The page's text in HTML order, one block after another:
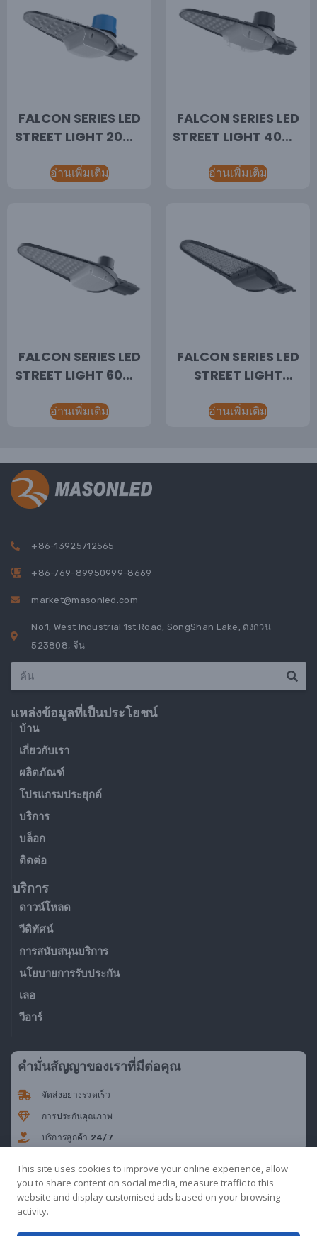
FALCON SERIES LED
STREET LIGHT 20W-
หน่ายไฟถนน LED, ไฟ
อ่านเพิ่มเติม
FALCON SERIES LED
STREET LIGHT 40W-
LED,ไฟถนน LED
อ่านเพิ่มเติม
FALCON SERIES LED
STREET LIGHT 60W-
WiFi,ไฟ LED ประหยัด
อ่านเพิ่มเติม
FALCON SERIES LED
STREET LIGHT
เพื่อประสิทธิภาพการใช้
อ่านเพิ่มเติม
+86-13925712565
+86-769-89950999-8669
market@masonled.com
No.1, West Industrial 1st Road, SongShan Lake, ตงกวน
523808, จีน
แหล่งข้อมูลที่เป็นประโยชน์
บ้าน
เกี่ยวกับเรา
ผลิตภัณฑ์
โปรแกรมประยุกต์
บริการ
บล็อก
ติดต่อ
บริการ
ดาวน์โหลด
วีดิทัศน์
การสนับสนุนบริการ
นโยบายการรับประกัน
เลอ
วีอาร์
คํามั่นสัญญาของเราที่มีต่อคุณ
จัดส่งอย่างรวดเร็ว
การประกันคุณภาพ
บริการลูกค้า 24/7
เงื่อนไขการใช้งาน
This site uses cookies to improve your online experience, allow
you to share content on social media, measure traffic to this
website and display customised ads based on your browsing
activity.